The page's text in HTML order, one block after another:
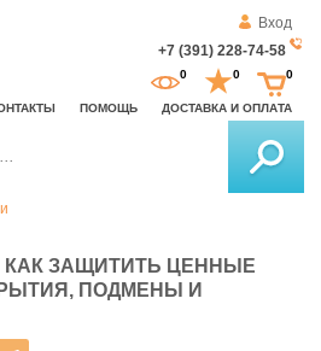
Вход
+7 (391) 228-74-58
ПОМОЩЬ ДОСТАВКА И ОПЛАТА
0 0 0
КАК ЗАЩИТИТЬ ЦЕННЫЕ
ПОДМЕНЫ И